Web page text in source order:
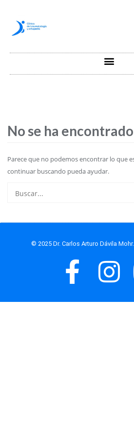
No se ha
Parece que no podemos encontrar lo que
continuar buscando pueda ayudar.
© 2025 Dr. Carlos Arturo Dávila